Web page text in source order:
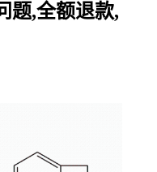
题,全额退款,